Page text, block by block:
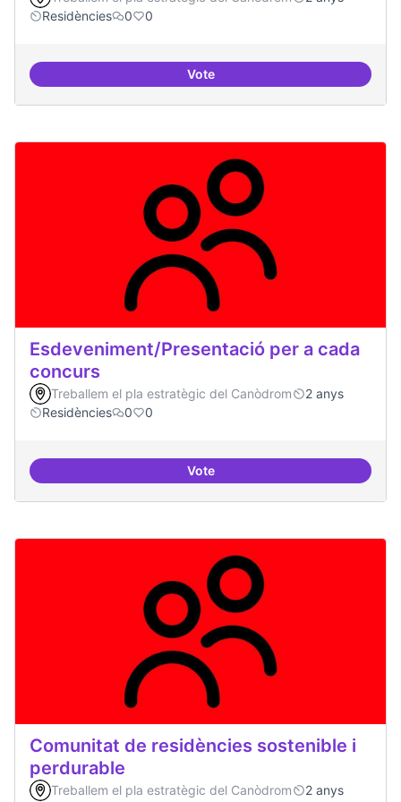
Residències
0 0
Vote20 projectes residents
Esdeveniment/Presentació per a cada
concurs
Treballem el pla estratègic del Canòdrom
2 anys
Residències
0 0
VoteEsdeveniment/Presentació per
Comunitat de residències sostenible i
perdurable
Treballem el pla estratègic del Canòdrom
2 anys